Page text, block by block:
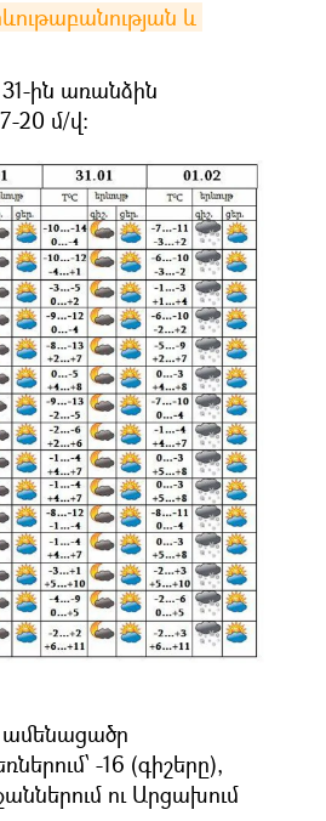
և
ին առանձին
20 մ/վ:
ամենացածր
-16 (գիշերը),
ու Արցախում